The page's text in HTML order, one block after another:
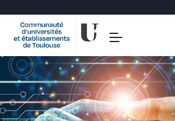
Aller
contenu
principal
Toggle